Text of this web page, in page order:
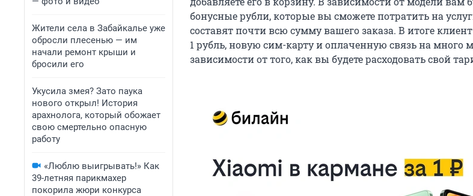
Жители села в Забайкалье уже
обросли плесенью — им
начали ремонт крыши и
бросили его
Укусила змея? Зато паука
нового открыл! История
арахнолога, который обожает
свою смертельно опасную
работу
«Люблю выигрывать!» Как
39-летняя парикмахер
покорила жюри конкурса
бонусные рубли, которые вы сможете потратить на
составят почти всю сумму вашего заказа. В итоге
1 рубль, новую сим-карту и оплаченную связь на много
зависимости от того, как вы будете расходовать свой